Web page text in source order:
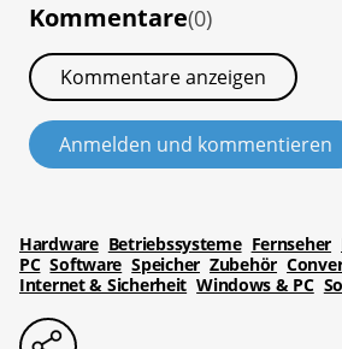
Kommentare(0)
Kommentare anzeigen
Anmelden und kommentieren
Hardware Betriebssysteme Fernseher
PC Software Speicher Zubehör
Internet & Sicherheit Windows & PC